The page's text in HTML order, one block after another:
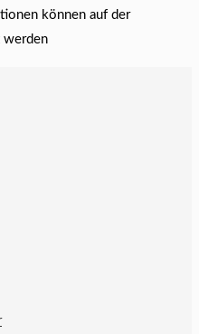
können auf der
werden